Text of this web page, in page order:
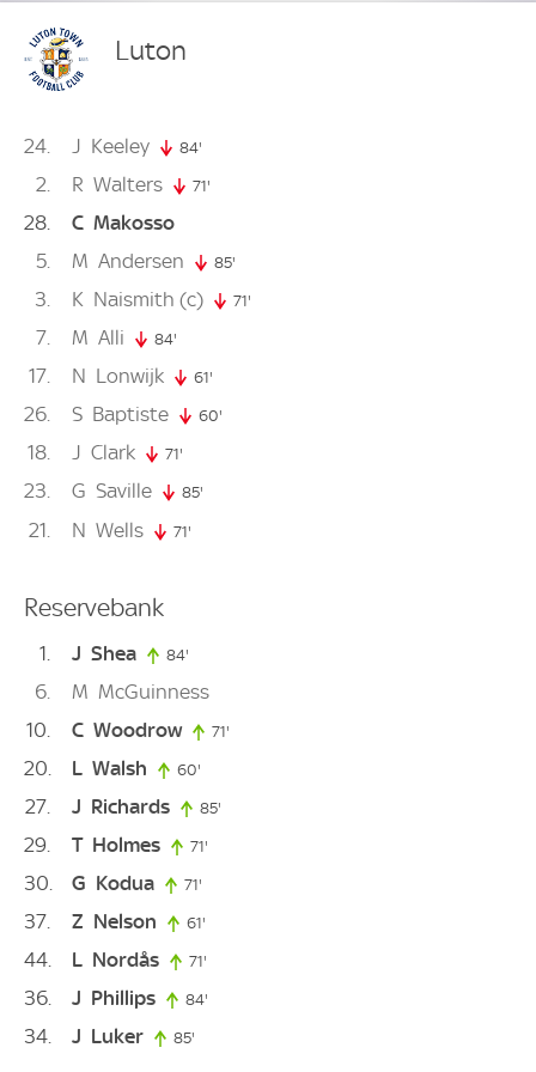
Luton
24 J Keeley 84'
2 R Walters 71'
28 C Makosso
5
M Andersen 85'
3 K Naismith (c) 71'
7 M Alli 84'
17 N Lonwijk 61'
26 S Baptiste 60'
18 J Clark 71'
23 G Saville 85'
21 N Wells 71'
Reservebank
1 J Shea 84'
6 M McGuinness
10
C Woodrow 71'
20 L Walsh 60'
27 J Richards 85'
29 T Holmes 71'
30 G Kodua 71'
37 Z Nelson 61'
44 L Nordås 71'
36 J Phillips 84'
34 J Luker 85'